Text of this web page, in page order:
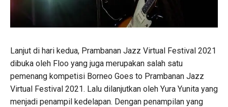
Lanjut di hari kedua, Prambanan Jazz Virtual Festival 2021
dibuka oleh Floo yang juga merupakan salah satu
pemenang kompetisi Borneo Goes to Prambanan Jazz
Virtual Festival 2021. Lalu dilanjutkan oleh Yura Yunita yang
menjadi penampil kedelapan. Dengan penampilan yang